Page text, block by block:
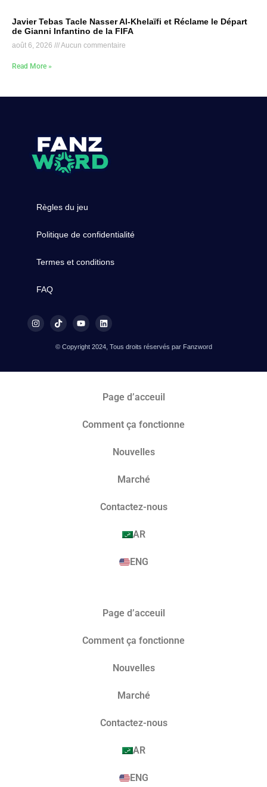
Javier Tebas Tacle Nasser Al-Khelaïfi et Réclame le Départ
de Gianni Infantino de la FIFA
août 6, 2026 Aucun commentaire
Read More »
Règles du jeu
Politique de confidentialité
Termes et conditions
FAQ
© Copyright 2024, Tous droits réservés par Fanzword
Page d’acceuil
Comment ça fonctionne
Nouvelles
Marché​
Contactez-nous
AR
ENG
Page d’acceuil
Comment ça fonctionne
Nouvelles
Marché​
Contactez-nous
AR
ENG